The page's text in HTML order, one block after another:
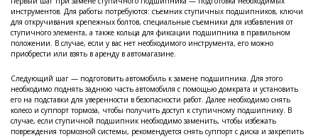
инструментов. Для работы потребуются: съемник ступичных подшипников, ключи
для откручивания крепежных болтов, специальные съемники для избавления от
ступичного элемента, а также кольца для фиксации подшипника в правильном
положении. В случае, если у вас нет необходимого инструмента, его можно
приобрести или взять в аренду в автомагазине.
Следующий шаг — подготовить автомобиль к замене подшипника. Для этого
необходимо поднять заднюю часть автомобиля с помощью домкрата и установить
его на подставки для уверенности в безопасности работ. Далее необходимо снять
колесо и суппорт тормоза, чтобы получить доступ к ступичному подшипнику. В
случае, если ступичной подшипник необходимо заменить, чтобы избежать
повреждения тормозной системы, рекомендуется снять суппорт с диска и закрепить